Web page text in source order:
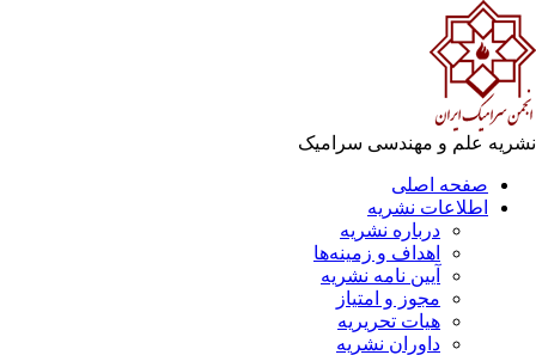
علم و مهندسی سرامیک
صفحه اصلی
اطلاعات نشریه
درباره نشریه
اهداف و زمینه‌ها
آیین نامه نشریه
مجوز و امتیاز
هیات تحریریه
داوران نشریه